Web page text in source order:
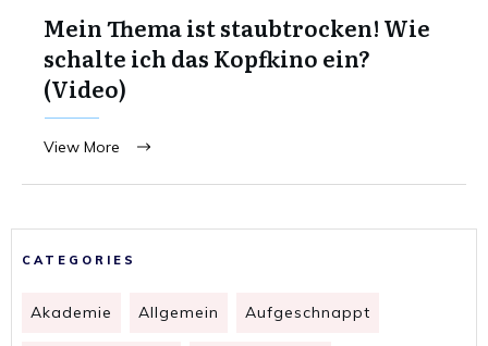
Mein Thema ist staubtrocken! Wie
schalte ich das Kopfkino ein?
(Video)
View More
CATEGORIES
Akademie Allgemein Aufgeschnappt